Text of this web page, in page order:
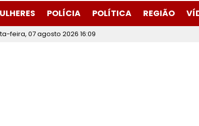
POLÍCIA POLÍTICA REGIÃO
feira, 07 agosto 2026 16:09